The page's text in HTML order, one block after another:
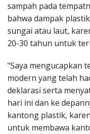
sampah pada
bahwa dampak
sungai atau laut,
20-30 tahun untuk
"Saya mengucapkan
modern yang telah
deklarasi serta
hari ini dan ke
kantong plastik,
untuk membawa